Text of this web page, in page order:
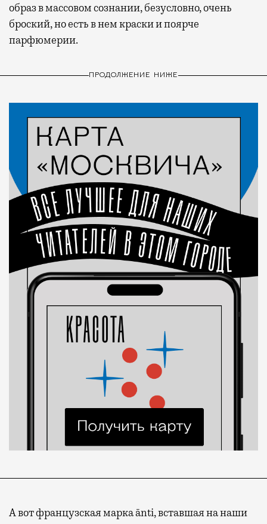
образ в массовом сознании, безусловно, очень
броский, но есть в нем краски и поярче
парфюмерии.
ПРОДОЛЖЕНИЕ НИЖЕ
А вот французская марка ānti, вставшая на наши